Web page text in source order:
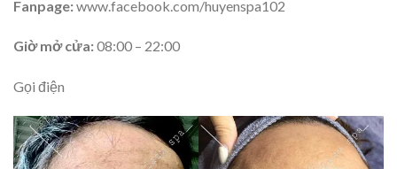
Fanpage:www.facebook.com/huyenspa102
Giờ mở cửa:08:00 – 22:00
Gọi điện